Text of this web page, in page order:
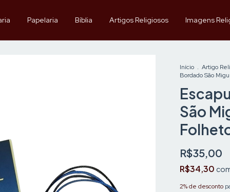
Papelaria Bíblia Artigos Religiosos Imagens
Início . Artigo
Bordado São
São
R$35,00
R$34,30
2% de desconto